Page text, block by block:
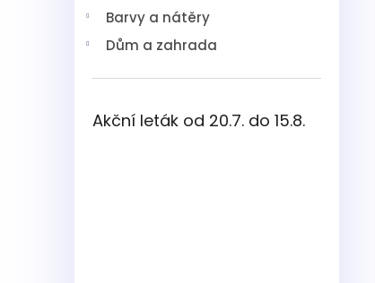
Barvy a nátěry
Dům a zahrada
Akční leták od 20.7. do 15.8.